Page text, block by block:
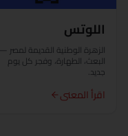
اللوتس
الزهرة الوطنية القديمة لمصر —
البعث، الطهارة، وفجر كل يوم
جديد.
اقرأ المعنى
الجيزة
الغردقة